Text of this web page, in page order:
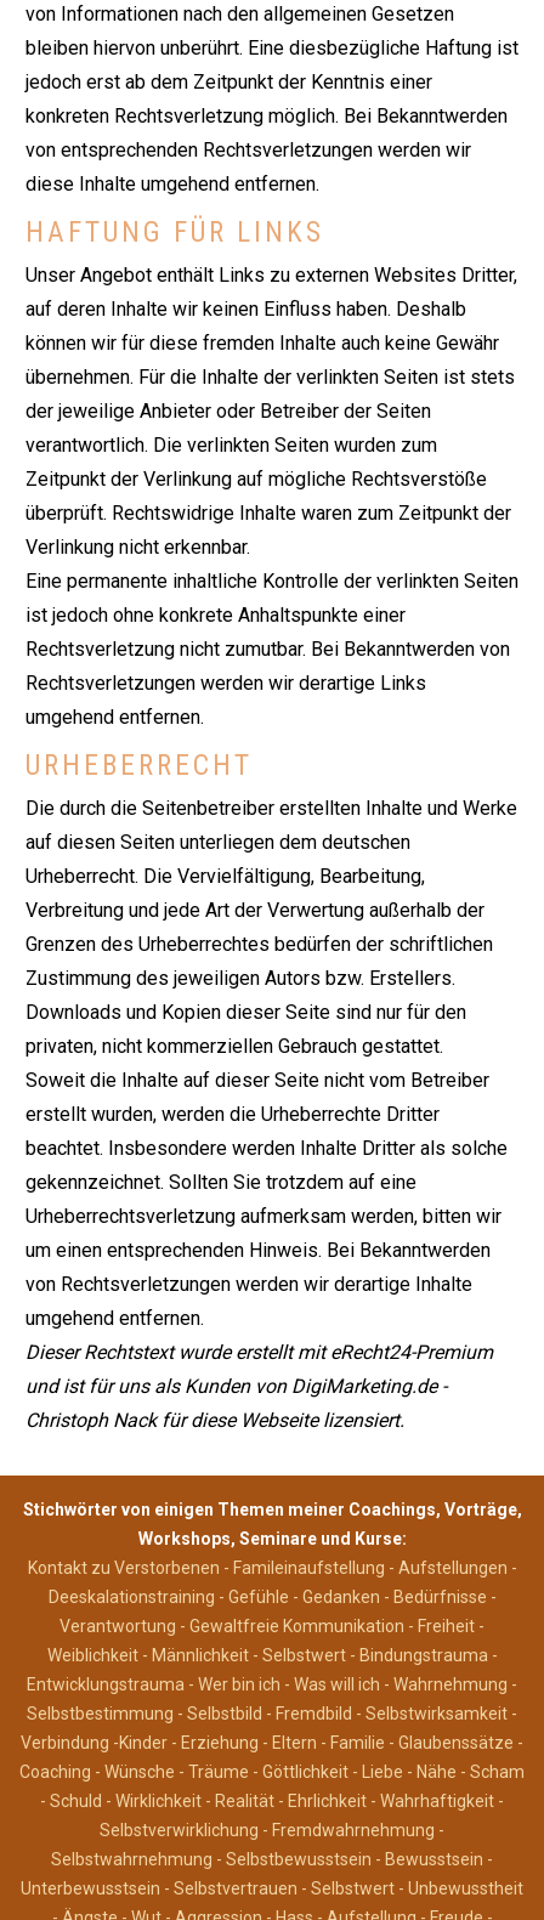
von Informationen nach den allgemeinen Gesetzen
bleiben hiervon unberührt. Eine diesbezügliche Haftung ist
jedoch erst ab dem Zeitpunkt der Kenntnis einer
konkreten Rechtsverletzung möglich. Bei Bekanntwerden
von entsprechenden Rechtsverletzungen werden wir
diese Inhalte umgehend entfernen.
HAFTUNG FÜR LINKS
Unser Angebot enthält Links zu externen Websites Dritter,
auf deren Inhalte wir keinen Einfluss haben. Deshalb
können wir für diese fremden Inhalte auch keine Gewähr
übernehmen. Für die Inhalte der verlinkten Seiten ist stets
der jeweilige Anbieter oder Betreiber der Seiten
verantwortlich. Die verlinkten Seiten wurden zum
Zeitpunkt der Verlinkung auf mögliche Rechtsverstöße
überprüft. Rechtswidrige Inhalte waren zum Zeitpunkt der
Verlinkung nicht erkennbar.
Eine permanente inhaltliche Kontrolle der verlinkten Seiten
ist jedoch ohne konkrete Anhaltspunkte einer
Rechtsverletzung nicht zumutbar. Bei Bekanntwerden von
Rechtsverletzungen werden wir derartige Links
umgehend entfernen.
URHEBERRECHT
Die durch die Seitenbetreiber erstellten Inhalte und Werke
auf diesen Seiten unterliegen dem deutschen
Urheberrecht. Die Vervielfältigung, Bearbeitung,
Verbreitung und jede Art der Verwertung außerhalb der
Grenzen des Urheberrechtes bedürfen der schriftlichen
Zustimmung des jeweiligen Autors bzw. Erstellers.
Downloads und Kopien dieser Seite sind nur für den
privaten, nicht kommerziellen Gebrauch gestattet.
Soweit die Inhalte auf dieser Seite nicht vom Betreiber
erstellt wurden, werden die Urheberrechte Dritter
beachtet. Insbesondere werden Inhalte Dritter als solche
gekennzeichnet. Sollten Sie trotzdem auf eine
Urheberrechtsverletzung aufmerksam werden, bitten wir
um einen entsprechenden Hinweis. Bei Bekanntwerden
von Rechtsverletzungen werden wir derartige Inhalte
umgehend entfernen.
Dieser Rechtstext wurde erstellt miteRecht24-Premium
und ist für uns als Kunden von DigiMarketing.de -
Christoph Nack für diese Webseite lizensiert.
Stichwörter von einigen Themen meiner Coachings, Vorträge,
Workshops, Seminare und Kurse:
Kontakt zu Verstorbenen - Famileinaufstellung - Aufstellungen -
Deeskalationstraining - Gefühle - Gedanken - Bedürfnisse -
Verantwortung - Gewaltfreie Kommunikation - Freiheit -
Weiblichkeit - Männlichkeit - Selbstwert - Bindungstrauma -
Entwicklungstrauma - Wer bin ich - Was will ich - Wahrnehmung -
Selbstbestimmung - Selbstbild - Fremdbild - Selbstwirksamkeit -
Verbindung -Kinder - Erziehung - Eltern - Familie - Glaubenssätze -
Coaching - Wünsche - Träume - Göttlichkeit - Liebe - Nähe - Scham
- Schuld - Wirklichkeit - Realität - Ehrlichkeit - Wahrhaftigkeit -
Selbstverwirklichung - Fremdwahrnehmung -
Selbstwahrnehmung - Selbstbewusstsein - Bewusstsein -
Unterbewusstsein - Selbstvertrauen - Selbstwert - Unbewusstheit